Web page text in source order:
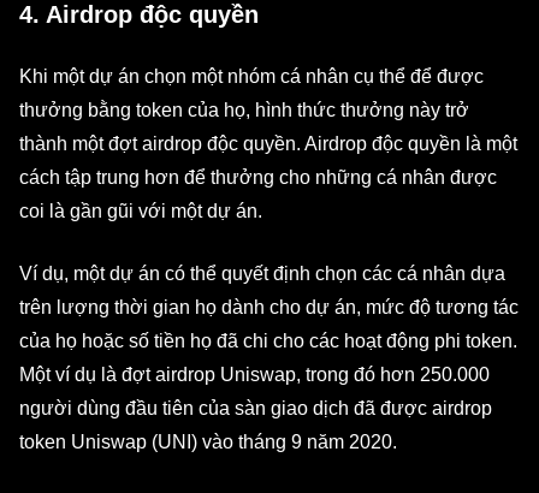
4. Airdrop độc quyền
Khi một dự án chọn một nhóm cá nhân cụ thể để được
thưởng bằng token của họ, hình thức thưởng này trở
thành một đợt airdrop độc quyền. Airdrop độc quyền là một
cách tập trung hơn để thưởng cho những cá nhân được
coi là gần gũi với một dự án.
Ví dụ, một dự án có thể quyết định chọn các cá nhân dựa
trên lượng thời gian họ dành cho dự án, mức độ tương tác
của họ hoặc số tiền họ đã chi cho các hoạt động phi token.
Một ví dụ là đợt airdrop Uniswap, trong đó hơn 250.000
người dùng đầu tiên của sàn giao dịch đã được airdrop
token Uniswap (UNI) vào tháng 9 năm 2020.